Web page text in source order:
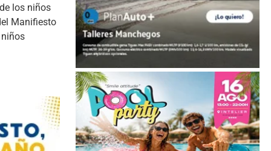
los niños
Manifiesto